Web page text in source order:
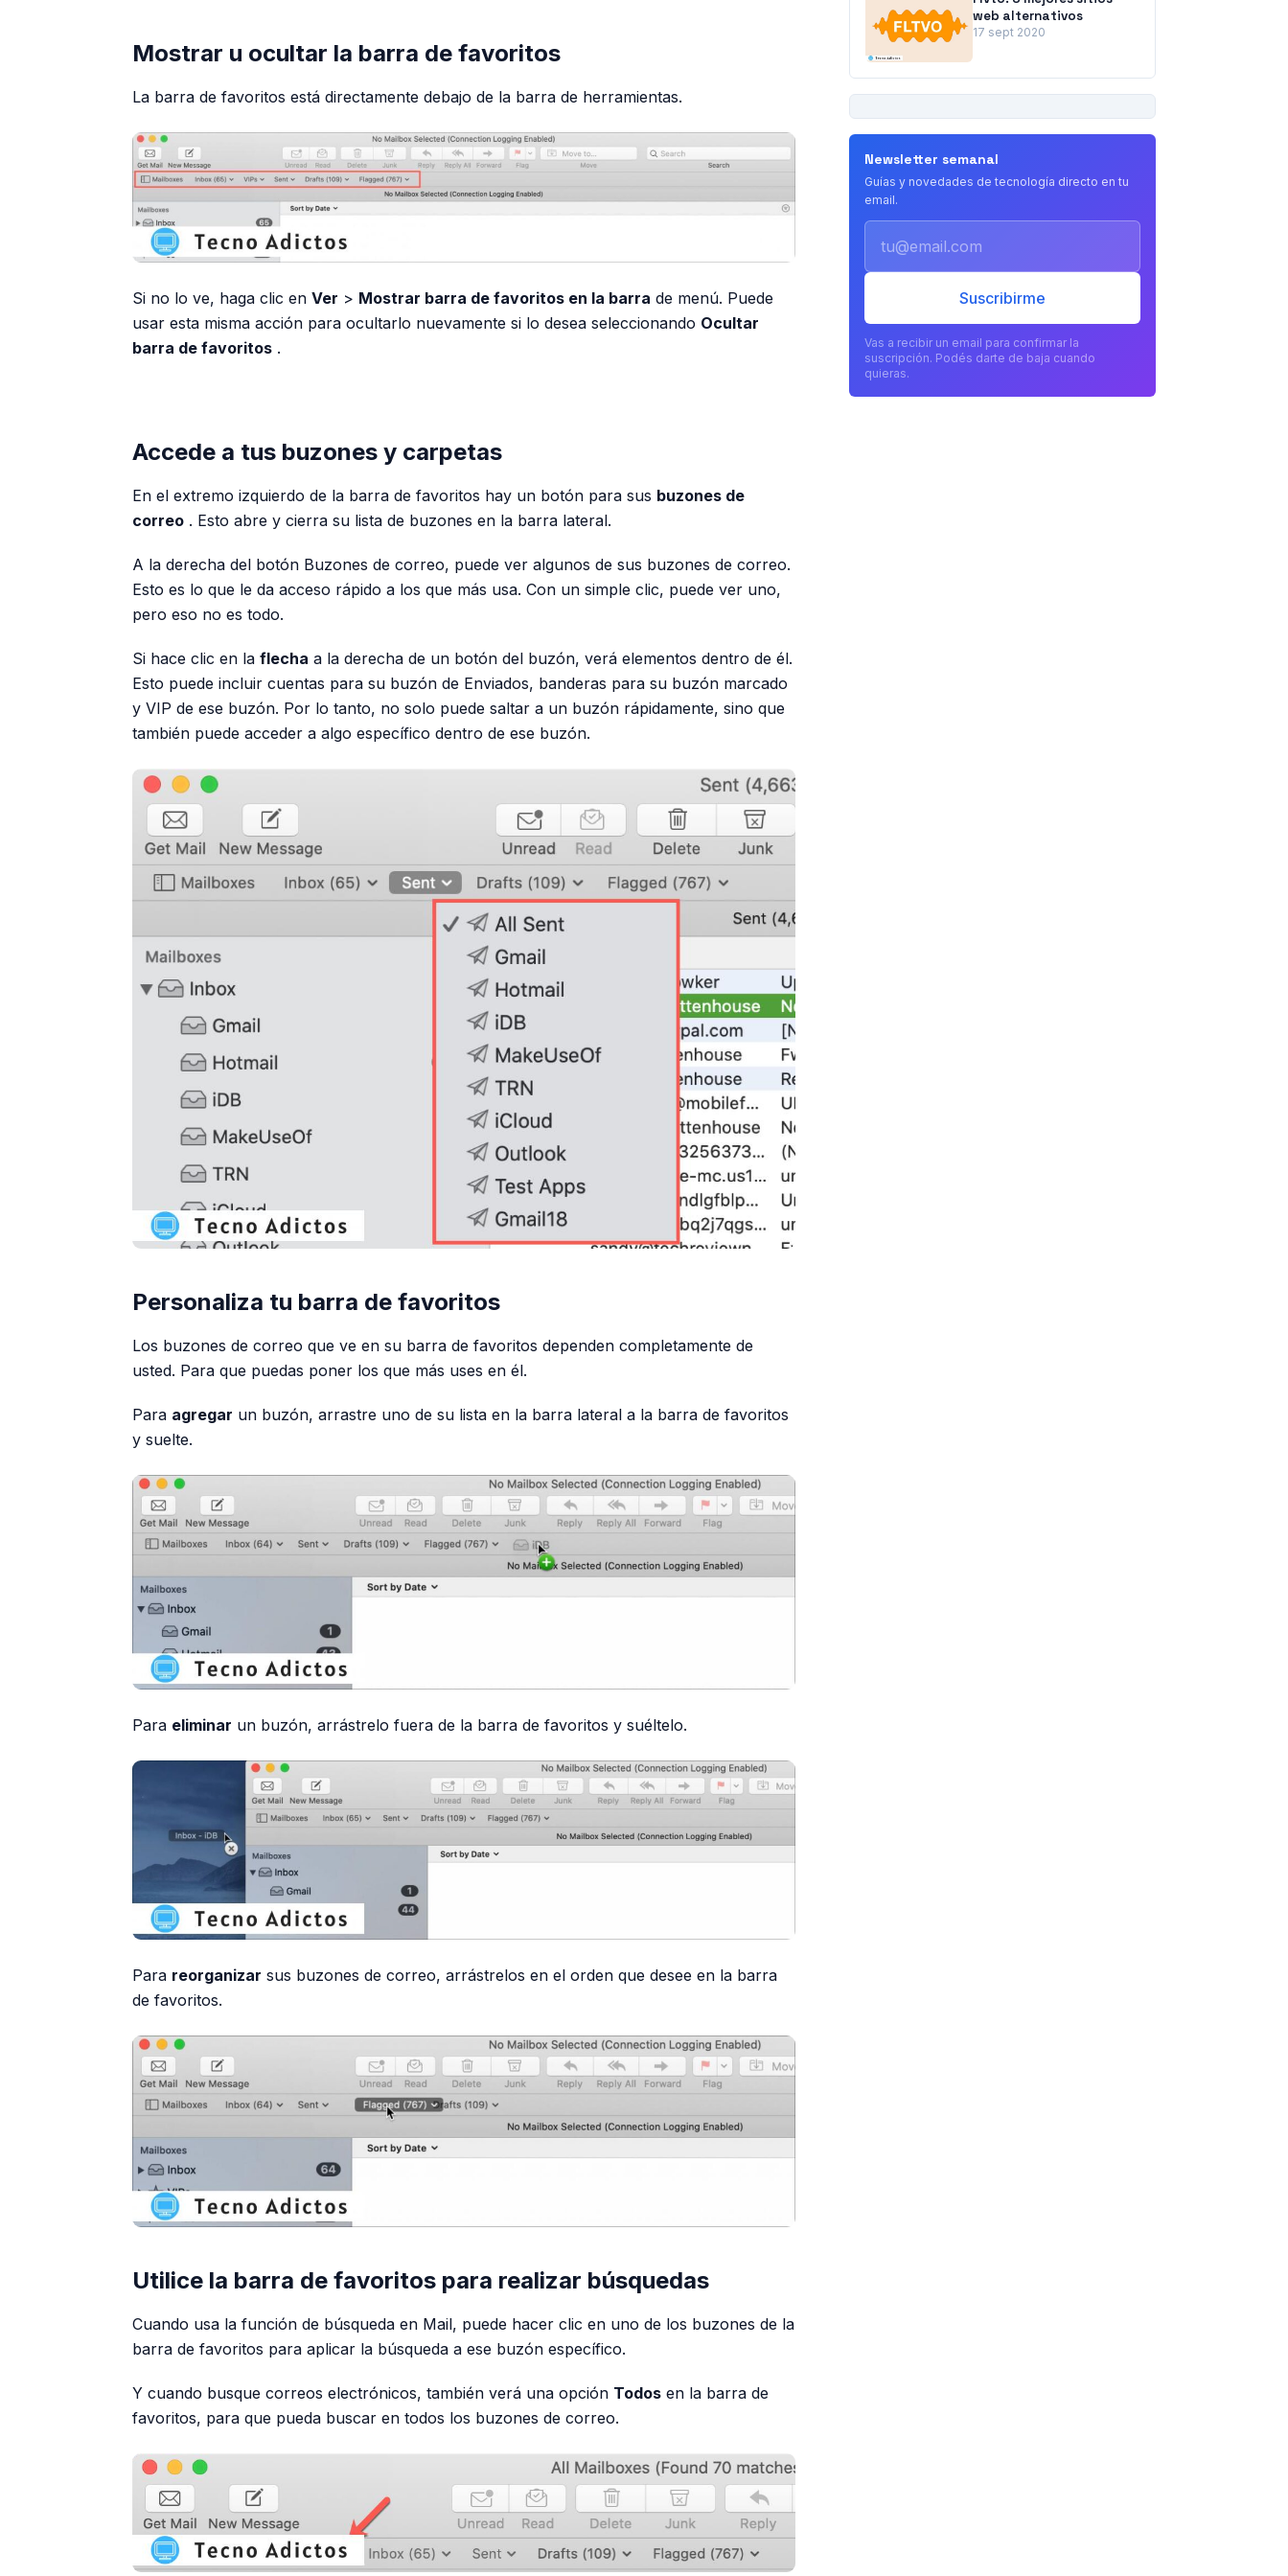
Mostrar u ocultar la barra de favoritos
La barra de favoritos está directamente debajo de la barra de herramientas.
Si no lo ve, haga clic en Ver > Mostrar barra de favoritos en la barra de menú. Puede
usar esta misma acción para ocultarlo nuevamente si lo desea seleccionando Ocultar
barra de favoritos .
Accede a tus buzones y carpetas
En el extremo izquierdo de la barra de favoritos hay un botón para sus buzones de
correo . Esto abre y cierra su lista de buzones en la barra lateral.
A la derecha del botón Buzones de correo, puede ver algunos de sus buzones de correo.
Esto es lo que le da acceso rápido a los que más usa. Con un simple clic, puede ver uno,
pero eso no es todo.
Si hace clic en la flecha a la derecha de un botón del buzón, verá elementos dentro de él.
Esto puede incluir cuentas para su buzón de Enviados, banderas para su buzón marcado
y VIP de ese buzón. Por lo tanto, no solo puede saltar a un buzón rápidamente, sino que
también puede acceder a algo específico dentro de ese buzón.
Personaliza tu barra de favoritos
Los buzones de correo que ve en su barra de favoritos dependen completamente de
usted. Para que puedas poner los que más uses en él.
Para agregar un buzón, arrastre uno de su lista en la barra lateral a la barra de favoritos
y suelte.
Para eliminar un buzón, arrástrelo fuera de la barra de favoritos y suéltelo.
Para reorganizar sus buzones de correo, arrástrelos en el orden que desee en la barra
de favoritos.
Utilice la barra de favoritos para realizar búsquedas
Cuando usa la función de búsqueda en Mail, puede hacer clic en uno de los buzones de la
barra de favoritos para aplicar la búsqueda a ese buzón específico.
Y cuando busque correos electrónicos, también verá una opción Todos en la barra de
favoritos, para que pueda buscar en todos los buzones de correo.
web alternativos
17 sept 2020
Newsletter semanal
Guías y novedades de tecnología directo en tu
email.
Suscribirme
Vas a recibir un email para confirmar la
suscripción. Podés darte de baja cuando
quieras.